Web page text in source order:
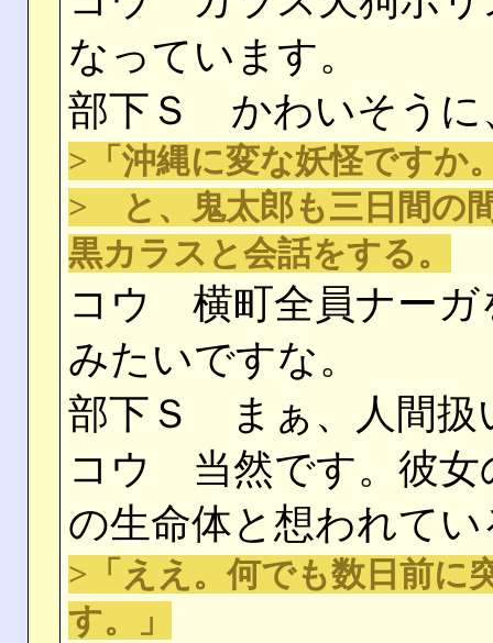
なっています。
部下Ｓ かわいそう
>「沖縄に変な妖怪ですか
> と、鬼太郎も三日間の
黒カラスと会話をする。
コウ 横町全員ナーガ
みたいですな。
部下Ｓ まぁ、人間扱
コウ 当然です。彼女
の生命体と想われて
>「ええ。何でも数日前に
す。」